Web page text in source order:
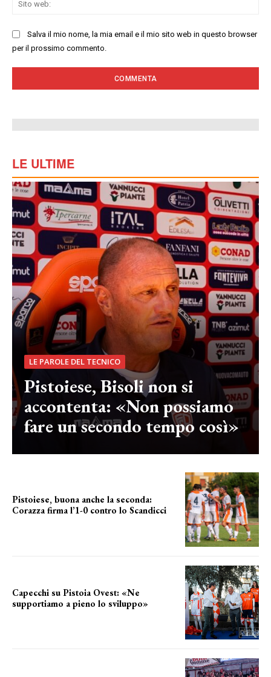
Salva il mio nome, la mia email e il mio sito web in questo browser
per il prossimo commento.
LE ULTIME
LE PAROLE DEL TECNICO
Pistoiese, Bisoli non si
accontenta: «Non possiamo
fare un secondo tempo così»
Pistoiese, buona anche la seconda:
Corazza firma l’1-0 contro lo Scandicci
Capecchi su Pistoia Ovest: «Ne
supportiamo a pieno lo sviluppo»